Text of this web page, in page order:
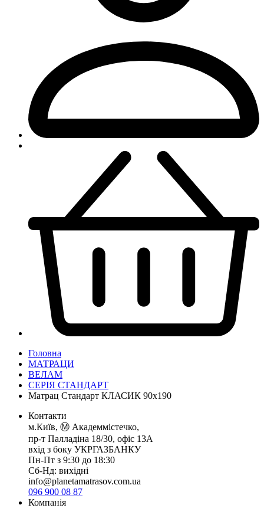
Головна
МАТРАЦИ
ВЕЛАМ
СЕРІЯ СТАНДАРТ
Матрац Стандарт КЛАСИК 90х190
Контакти
м.Київ, Ⓜ️ Академмістечко,
пр-т Палладіна 18/30, офіс 13А
вхід з боку УКРГАЗБАНКУ
Пн-Пт з 9:30 до 18:30
Сб-Нд: вихідні
info@planetamatrasov.com.ua
096 900 08 87
Компанія